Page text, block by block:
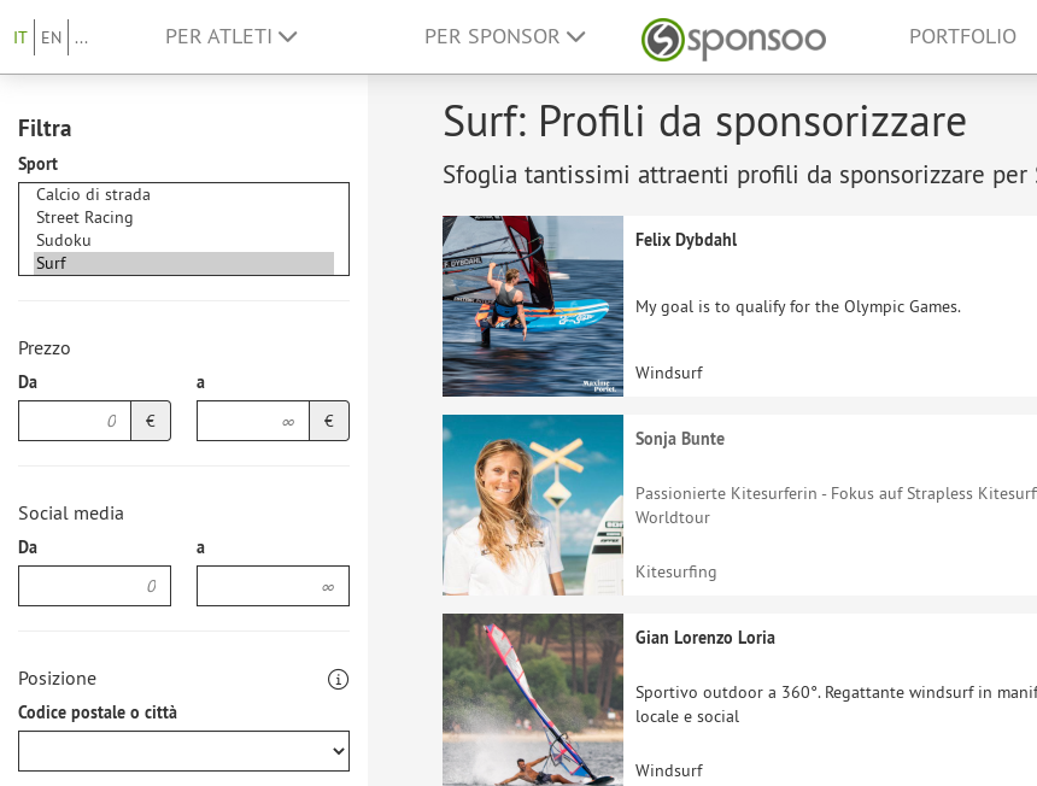
IT EN ... PER ATLETI PER SPONSOR PORTFOLIO
Filtra
Sport
Prezzo
Da
€
a
€
Social media
Da a
Posizione
Codice postale o città
Surf: Profili da sponsorizzare
Sfoglia tantissimi attraenti profili da sponsorizzare per
Felix Dybdahl
My goal is to qualify for the Olympic Games.
Windsurf
Sonja Bunte
Passionierte Kitesurferin - Fokus auf Strapless
Worldtour
Kitesurfing
Gian Lorenzo Loria
Sportivo outdoor a 360°. Regattante windsurf in
locale e social
Windsurf